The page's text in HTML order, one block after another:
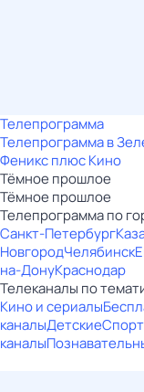
Телепрограмма
Телепрограмма в
Феникс плюс Кино
Тёмное прошлое
Тёмное прошлое
Телепрограмма по
Санкт-Петербург
НовгородЧелябинск
на-ДонуКраснодар
Телеканалы по
Кино и сериалы
каналыДетские
каналы